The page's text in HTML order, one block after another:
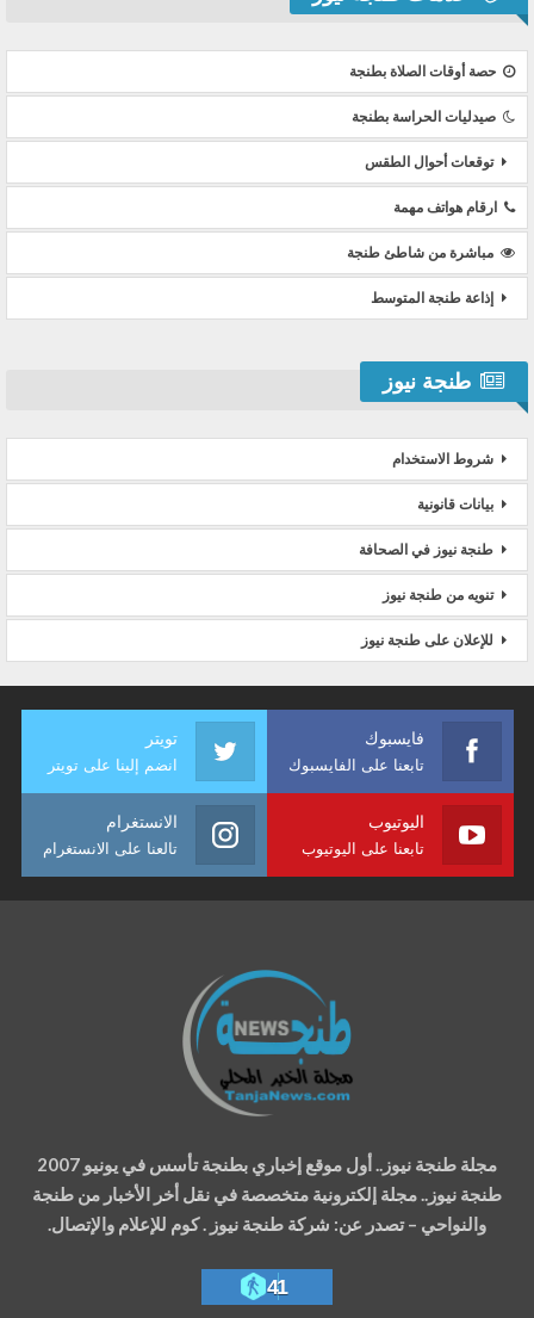
حصة أوقات الصلاة بطنجة
صيدليات الحراسة بطنجة
توقعات أحوال الطقس
ارقام هواتف مهمة
مباشرة من شاطئ طنجة
إذاعة طنجة المتوسط
طنجة نيوز
شروط الاستخدام
بيانات قانونية
طنجة نيوز في الصحافة
تنويه من طنجة نيوز
للإعلان على طنجة نيوز
فايسبوك
تابعنا على الفايسبوك
تويتر
انضم إلينا على تويتر
اليوتيوب
تابعنا على اليوتيوب
الانستغرام
تالعنا على الانستغرام
مجلة طنجة نيوز.. أول موقع إخباري بطنجة تأسس في يونيو 2007
طنجة نيوز.. مجلة إلكترونية متخصصة في نقل أخر الأخبار من طنجة
والنواحي – تصدر عن: شركة طنجة نيوز . كوم للإعلام والإتصال.
41